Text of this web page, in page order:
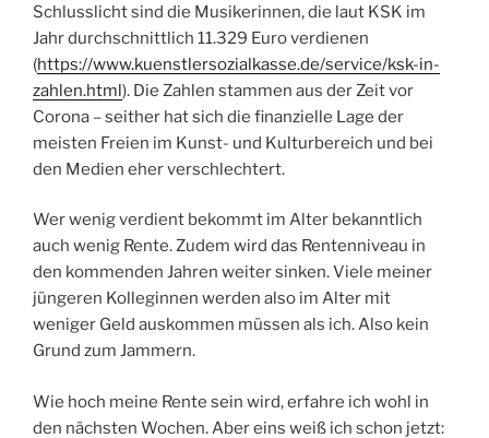
Schlusslicht sind die Musikerinnen, die laut KSK im
Jahr durchschnittlich 11.329 Euro verdienen
(https://www.kuenstlersozialkasse.de/service/ksk-in-
zahlen.html). Die Zahlen stammen aus der Zeit vor
Corona – seither hat sich die finanzielle Lage der
meisten Freien im Kunst- und Kulturbereich und bei
den Medien eher verschlechtert.
Wer wenig verdient bekommt im Alter bekanntlich
auch wenig Rente. Zudem wird das Rentenniveau in
den kommenden Jahren weiter sinken. Viele meiner
jüngeren Kolleginnen werden also im Alter mit
weniger Geld auskommen müssen als ich. Also kein
Grund zum Jammern.
Wie hoch meine Rente sein wird, erfahre ich wohl in
den nächsten Wochen. Aber eins weiß ich schon jetzt: